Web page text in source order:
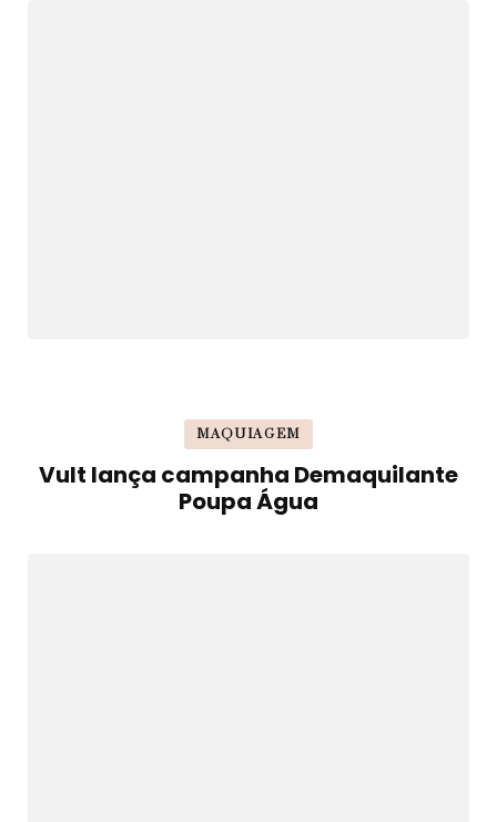
MAQUIAGEM
Vult lança campanha Demaquilante
Poupa Água